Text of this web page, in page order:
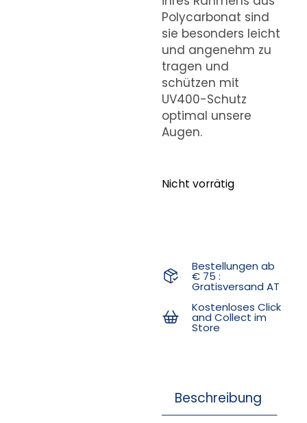
Polycarbonat sind
sie besonders leicht
und angenehm zu
tragen und
schützen mit
UV400-Schutz
optimal unsere
Augen.
Nicht vorrätig
Bestellungen ab
€ 75 :
Gratisversand AT
Kostenloses Click
and Collect im
Store
Beschreibung